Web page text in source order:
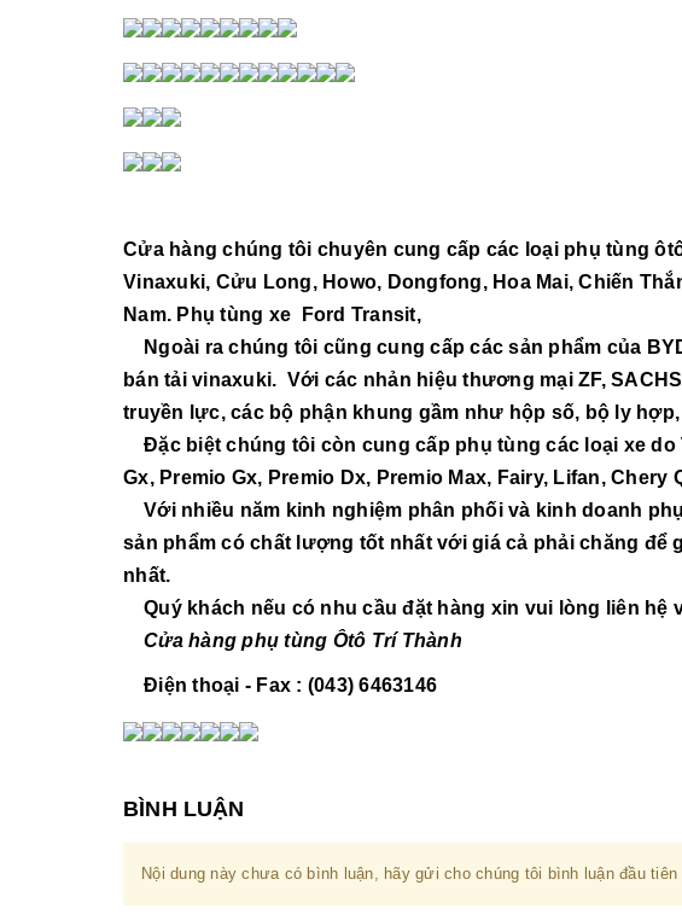
Cửa hàng chúng tôi chuyên cung cấp các loại phụ tùng
Vinaxuki, Cửu Long, Howo, Dongfong, Hoa Mai, Chiến
Nam. Phụ tùng xe Ford Transit,
Ngoài ra chúng tôi cũng cung cấp các sản phẩm của
bán tải vinaxuki. Với các nhản hiệu thương mại ZF,
truyền lực, các bộ phận khung gầm như hộp số, bộ ly hợp,
Đặc biệt chúng tôi còn cung cấp phụ tùng các loại xe
Gx, Premio Gx, Premio Dx, Premio Max, Fairy, Lifan,
Với nhiều năm kinh nghiệm phân phối và kinh doanh
sản phẩm có chất lượng tốt nhất với giá cả phải chăng để
nhất.
Quý khách nếu có nhu cầu đặt hàng xin vui lòng liên hệ
Cửa hàng phụ tùng Ôtô Trí Thành
Điện thoại - Fax : (043) 6463146
BÌNH LUẬN
Nội dung này chưa có bình luận, hãy gửi cho chúng tôi bình luận đầu tiên